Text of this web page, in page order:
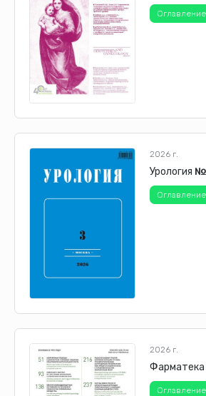
Оглавление
2026 г.
Урология
Оглавление
2026 г.
Фарматека
Оглавление